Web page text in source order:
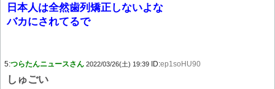
日本人は全然歯列矯正しないよな
バカにされてるで
5:つらたんニュースさん 2022/03/26(土) 19:39 ID:ep1soHU90
しゅごい